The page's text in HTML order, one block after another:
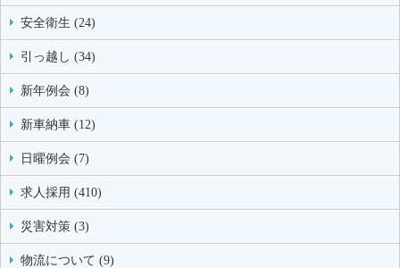
安全衛生 (24)
引っ越し (34)
新年例会 (8)
新車納車 (12)
日曜例会 (7)
求人採用 (410)
災害対策 (3)
物流について (9)